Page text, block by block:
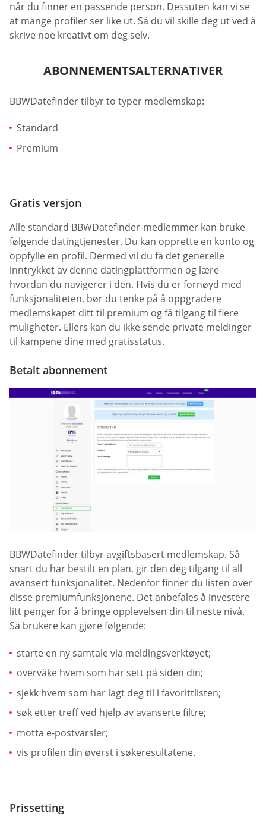
når du finner en passende person. Dessuten kan vi se
at mange profiler ser like ut. Så du vil skille deg ut ved å
skrive noe kreativt om deg selv.
ABONNEMENTSALTERNATIVER
BBWDatefinder tilbyr to typer medlemskap:
Standard
Premium
Gratis versjon
Alle standard BBWDatefinder-medlemmer kan bruke
følgende datingtjenester. Du kan opprette en konto og
oppfylle en profil. Dermed vil du få det generelle
inntrykket av denne datingplattformen og lære
hvordan du navigerer i den. Hvis du er fornøyd med
funksjonaliteten, bør du tenke på å oppgradere
medlemskapet ditt til premium og få tilgang til flere
muligheter. Ellers kan du ikke sende private meldinger
til kampene dine med gratisstatus.
Betalt abonnement
BBWDatefinder tilbyr avgiftsbasert medlemskap. Så
snart du har bestilt en plan, gir den deg tilgang til all
avansert funksjonalitet. Nedenfor finner du listen over
disse premiumfunksjonene. Det anbefales å investere
litt penger for å bringe opplevelsen din til neste nivå.
Så brukere kan gjøre følgende:
starte en ny samtale via meldingsverktøyet;
overvåke hvem som har sett på siden din;
sjekk hvem som har lagt deg til i favorittlisten;
søk etter treff ved hjelp av avanserte filtre;
motta e-postvarsler;
vis profilen din øverst i søkeresultatene.
Prissetting